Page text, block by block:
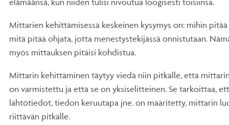
elämäänsä, kun niiden tulisi nivoutua loogisesti toisiinsa.
Mittarien kehittämisessä keskeinen kysymys on: mihin
mitä pitää ohjata, jotta menestystekijässä onnistutaan.
myös mittauksen pitäisi kohdistua.
Mittarin kehittäminen täytyy viedä niin pitkälle, että
on varmistettu ja että se on yksiselitteinen. Se tarkoittaa,
lähtötiedot, tiedon keruutapa jne. on määritetty, mittarin
riittävän pitkälle.